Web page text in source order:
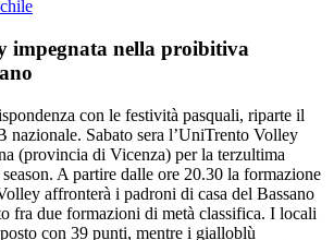
impegnata nella proibitiva
con le festività pasquali, riparte il
nazionale. Sabato sera l’UniTrento Volley
(provincia di Vicenza) per la terzultima
A partire dalle ore 20.30 la formazione
affronterà i padroni di casa del Bassano
fra due formazioni di metà classifica. I locali
con 39 punti, mentre i gialloblù